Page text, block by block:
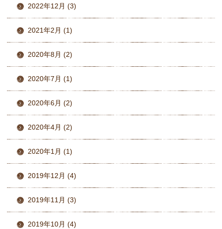
2022年12月 (3)
2021年2月 (1)
2020年8月 (2)
2020年7月 (1)
2020年6月 (2)
2020年4月 (2)
2020年1月 (1)
2019年12月 (4)
2019年11月 (3)
2019年10月 (4)